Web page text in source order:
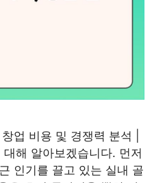
업 비용 및 경쟁력 분석 |
해 알아보겠습니다. 먼저
인기를 끌고 있는 실내 골